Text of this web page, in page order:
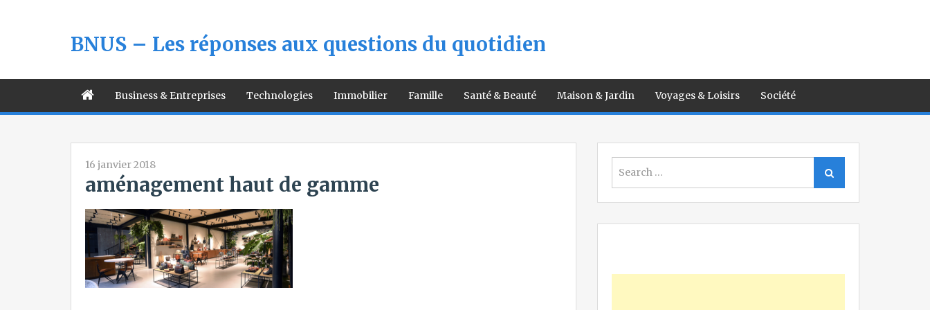
BNUS – Les réponses aux questions du quotidien
Business & Entreprises Technologies Immobilier Famille Santé & Beauté Maison & Jardin Voyages & Loisirs Société
16 janvier 2018
aménagement haut de gamme
for:
Search